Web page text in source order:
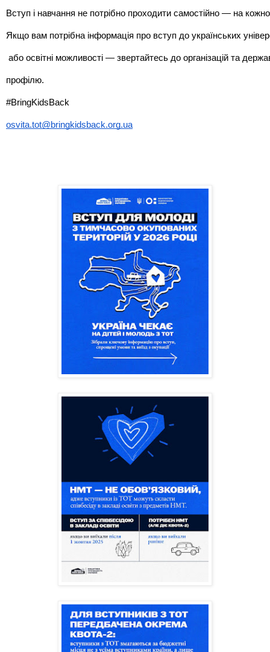
Вступ і навчання не потрібно проходити самостійно — на
Якщо вам потрібна інформація про вступ до українських
або освітні можливості — звертайтесь до організацій та
профілю.
#BringKidsBack
osvita.tot@bringkidsback.org.ua